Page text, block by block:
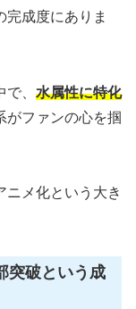
成度にありま
、 水属性に特化
がファンの心を掴
ニメ化という大き
突破という成